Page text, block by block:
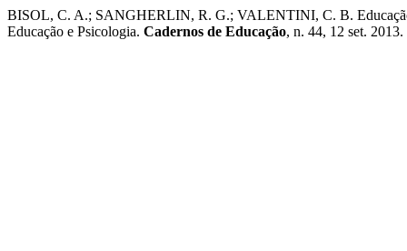
BISOL, C. A.; SANGHERLIN, R. G.; VALENTINI, C. B. Educação
Educação e Psicologia. Cadernos de Educação, n. 44, 12 set. 2013.